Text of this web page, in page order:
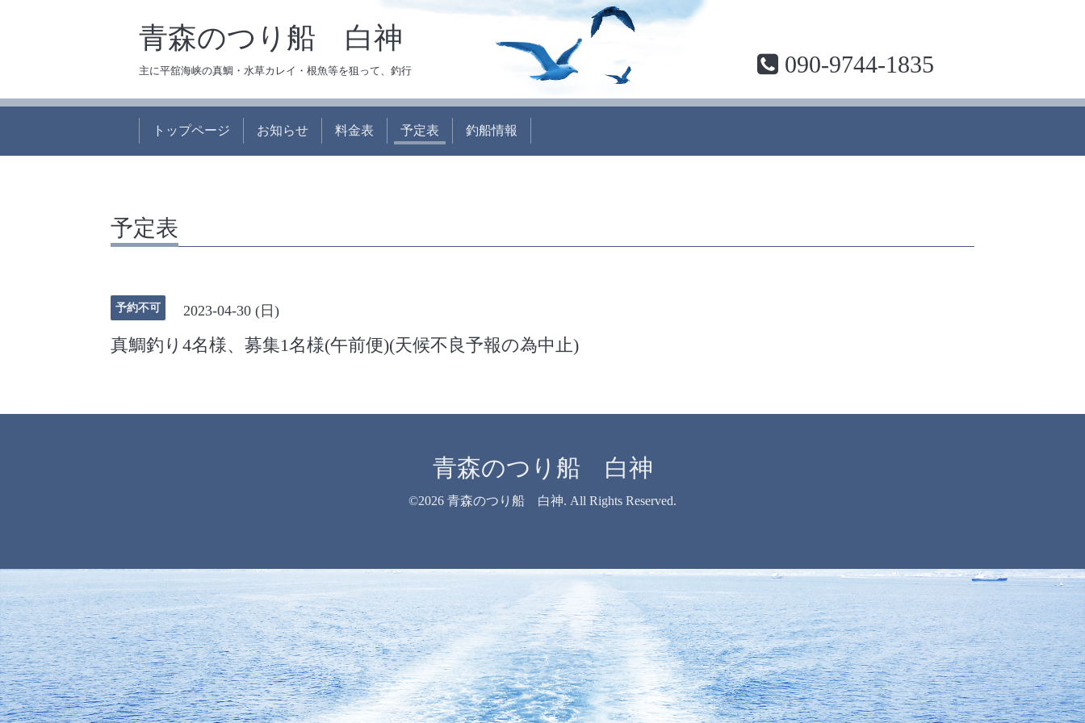
青森のつり船 白神
主に平舘海峡の真鯛・水草カレイ・根魚等を狙って、釣行 090-9744-1835
トップページ お知らせ 料金表 予定表 釣船情報
予定表
予約不可 2023-04-30 (日)
真鯛釣り4名様、募集1名様(午前便)(天候不良予報の為中止)
青森のつり船 白神
©2026 青森のつり船 白神. All Rights Reserved.